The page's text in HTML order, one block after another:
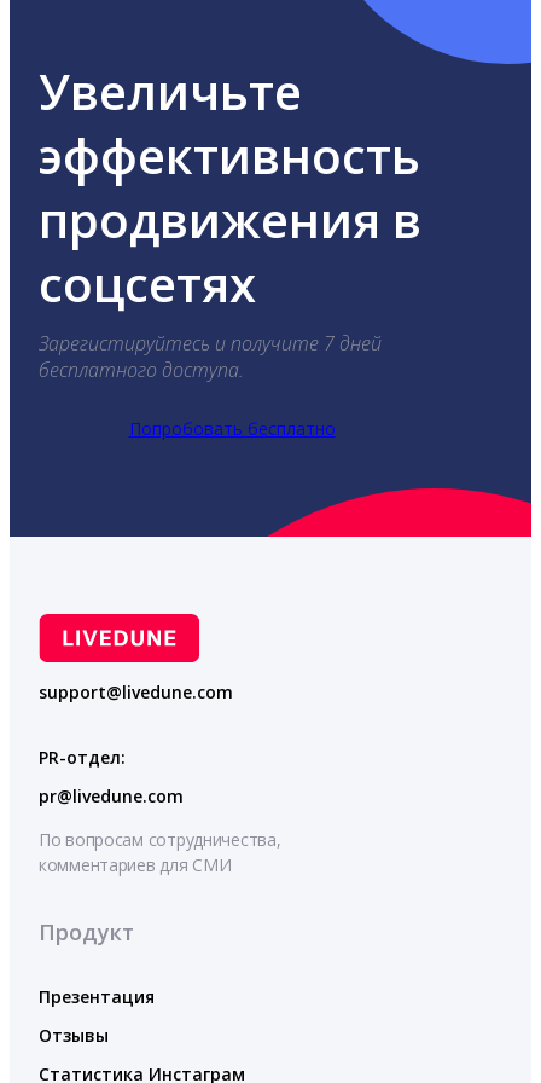
Увеличьте
эффективность
продвижения в
соцсетях
Зарегистируйтесь и получите 7 дней
бесплатного доступа.
Попробовать бесплатно
support@livedune.com
PR-отдел:
pr@livedune.com
По вопросам сотрудничества,
комментариев для СМИ
Продукт
Презентация
Отзывы
Статистика Инстаграм